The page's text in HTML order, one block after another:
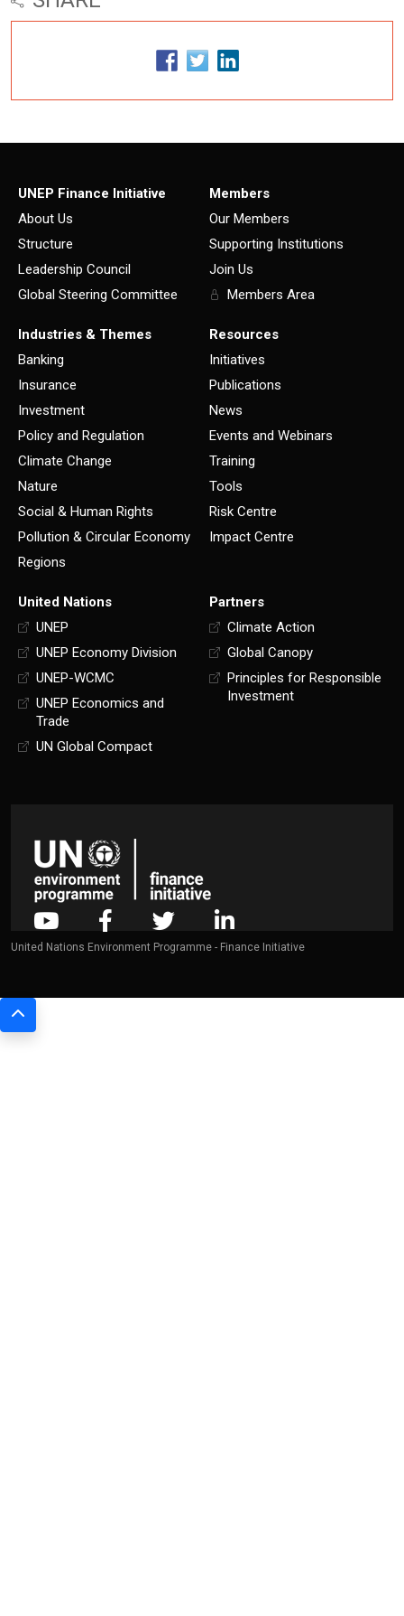
UNEP Finance Initiative
About Us
Structure
Leadership Council
Global Steering Committee
Members
Our Members
Supporting Institutions
Join Us
Members Area
Industries & Themes
Banking
Insurance
Investment
Policy and Regulation
Climate Change
Nature
Social & Human Rights
Pollution & Circular Economy
Regions
Resources
Initiatives
Publications
News
Events and Webinars
Training
Tools
Risk Centre
Impact Centre
United Nations
UNEP
UNEP Economy Division
UNEP-WCMC
UNEP Economics and
Trade
UN Global Compact
Partners
Climate Action
Global Canopy
Principles for Responsible
Investment
United Nations Environment Programme - Finance Initiative